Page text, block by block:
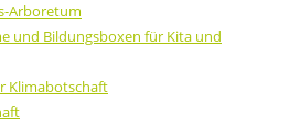
Arboretum
und Bildungsboxen für Kita und
Klimabotschaft